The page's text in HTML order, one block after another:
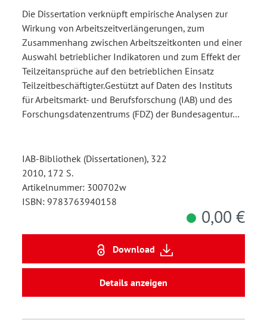
Die Dissertation verknüpft empirische Analysen zur
Wirkung von Arbeitszeitverlängerungen, zum
Zusammenhang zwischen Arbeitszeitkonten und einer
Auswahl betrieblicher Indikatoren und zum Effekt der
Teilzeitansprüche auf den betrieblichen Einsatz
Teilzeitbeschäftigter.Gestützt auf Daten des Instituts
für Arbeitsmarkt- und Berufsforschung (IAB) und des
Forschungsdatenzentrums (FDZ) der Bundesagentur…
IAB-Bibliothek (Dissertationen), 322
2010, 172 S.
Artikelnummer: 300702w
ISBN: 9783763940158
0,00 €
Download
Details anzeigen